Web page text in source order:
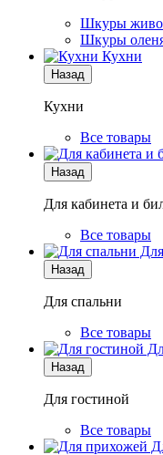
Шкуры
Шкуры
Кухни
Назад
Кухни
Все товары
Назад
Для кабинета и
Все товары
Назад
Для спальни
Все товары
Назад
Для гостиной
Все товары